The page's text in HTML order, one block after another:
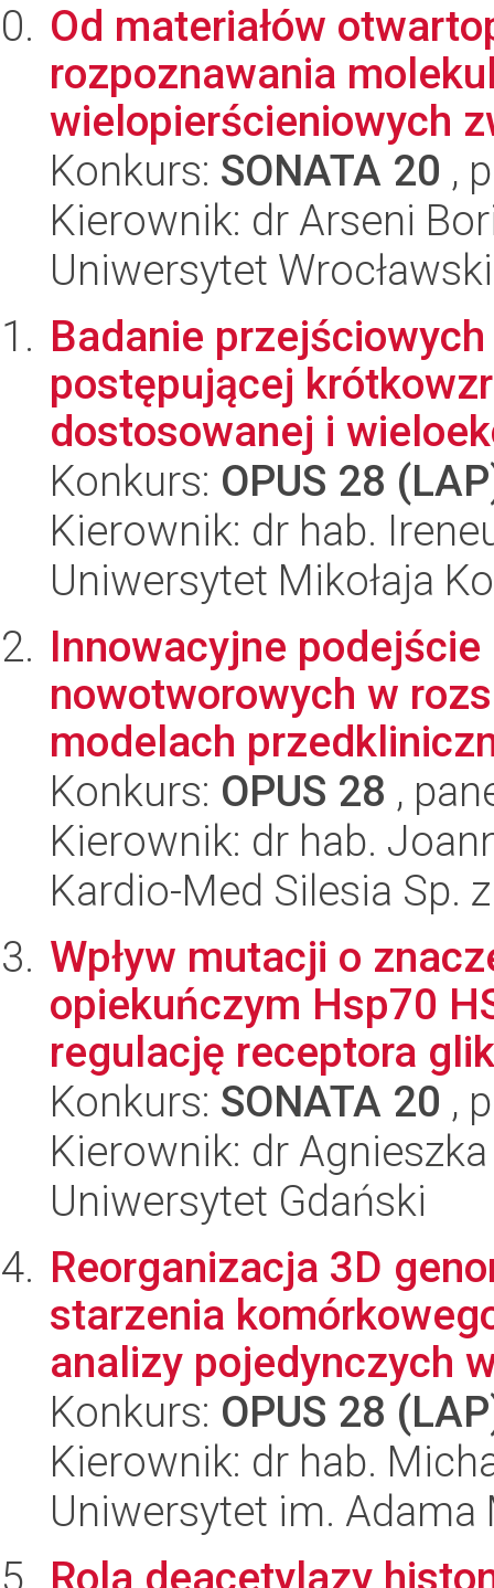
Od materiałów
rozpoznawania
wielopierścieniowych
Konkurs: SONATA 20 ,
Kierownik: dr Arseni
Uniwersytet Wrocławski
Badanie
postępującej
dostosowanej i
Konkurs: OPUS 28
Kierownik: dr hab.
Uniwersytet Mikołaja
Innowacyjne
nowotworowych w
modelach
Konkurs: OPUS 28 ,
Kierownik: dr hab.
Kardio-Med Silesia Sp.
Wpływ mutacji o
opiekuńczym Hsp70
regulację receptora
Konkurs: SONATA 20 ,
Kierownik: dr
Uniwersytet Gdański
Reorganizacja 3D
starzenia
analizy pojedynczych
Konkurs: OPUS 28
Kierownik: dr hab.
Uniwersytet im.
Rola deacetylazy